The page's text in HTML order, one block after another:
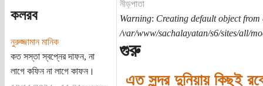
কলরব
নুরুজ্জামান মানিক
কত সস্তা স্বপ্নের দাফন, না
লাগে কফিন না লাগে কাফন।
নীড়পাতা
Warning: Creating default object from
/var/www/sachalayatan/s6/sites/all/
গুরু
এত সুন্দর দুনিয়ায় কিছুই